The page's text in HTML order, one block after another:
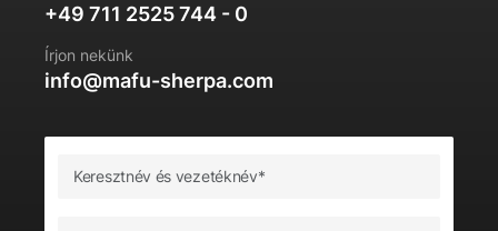
+49 711 2525 744 - 0
Írjon nekünk
info@mafu-sherpa.com